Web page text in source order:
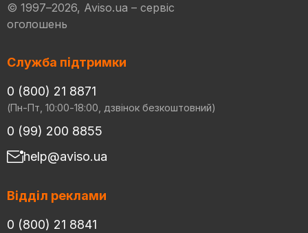
© 1997–2026, Aviso.ua – сервіс
оголошень
Служба підтримки
0 (800) 21 8871
(Пн-Пт, 10:00-18:00, дзвінок безкоштовний)
0 (99) 200 8855
help@aviso.ua
Відділ реклами
0 (800) 21 8841